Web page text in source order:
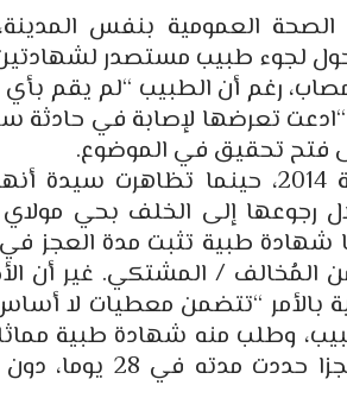
العمومية بنفس
حول لجوء طبيب مستصدر
مصاب، رغم أن الطبيب “لم يقم
“ادعت تعرضها لإصابة في حادثة
فتح تحقيق في الموضوع.
تفاصيل الواقعة تعود إلى 24 نونبر من السنة 2014، حينما
رجوعها إلى الخلف بحي مولاي
المُخالف / المشتكي. غير أن
بالأمر “تتضمن معطيات لا
وطلب منه شهادة طبية
أنه مصاب، فسلمها له على الفور،